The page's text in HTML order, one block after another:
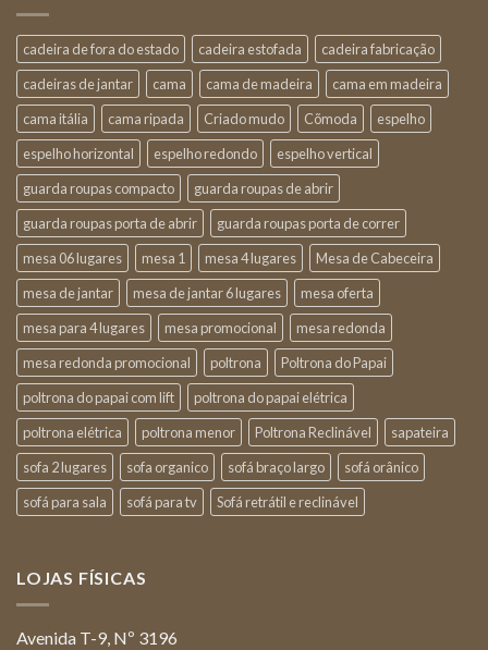
cadeira de fora do estado cadeira estofada
cadeira fabricação
cadeiras de jantar
cama cama de madeira
cama em madeira
cama itália
cama ripada Criado mudo Cõmoda
espelho
espelho horizontal
espelho redondo
espelho vertical
guarda roupas compacto
guarda roupas de abrir
guarda roupas porta de abrir
guarda roupas porta de correr
mesa 06 lugares
mesa 1 mesa 4 lugares
Mesa de Cabeceira
mesa de jantar
mesa de jantar 6 lugares
mesa oferta
mesa para 4 lugares
mesa promocional
mesa redonda
mesa redonda promocional
poltrona
Poltrona do Papai
poltrona do papai com lift
poltrona do papai elétrica
poltrona elétrica
poltrona menor Poltrona Reclinável
sapateira
sofa 2 lugares
sofa organico sofá braço largo
sofá orânico
sofá para sala
sofá para tv Sofá retrátil e reclinável
LOJAS FÍSICAS
Avenida T-9, Nº 3196